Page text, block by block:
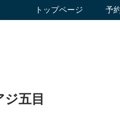
トップページ 予
五目